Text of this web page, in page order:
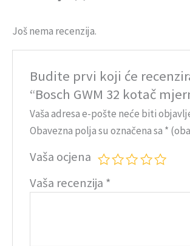
Još nema recenzija.
Budite prvi koji će
“Bosch GWM 32 kotač
Vaša adresa e-pošte neće biti
Obavezna polja su označena sa *
Vaša ocjena
Vaša recenzija *